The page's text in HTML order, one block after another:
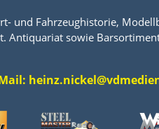
und Fahrzeughistorie,
sowie
Mail: